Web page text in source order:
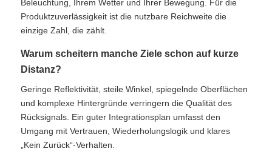
Beleuchtung, Ihrem Wetter und Ihrer Bewegung. Für die
Produktzuverlässigkeit ist die nutzbare Reichweite die
einzige Zahl, die zählt.
Warum scheitern manche Ziele schon auf kurze
Distanz?
Geringe Reflektivität, steile Winkel, spiegelnde Oberflächen
und komplexe Hintergründe verringern die Qualität des
Rücksignals. Ein guter Integrationsplan umfasst den
Umgang mit Vertrauen, Wiederholungslogik und klares
„Kein Zurück“-Verhalten.